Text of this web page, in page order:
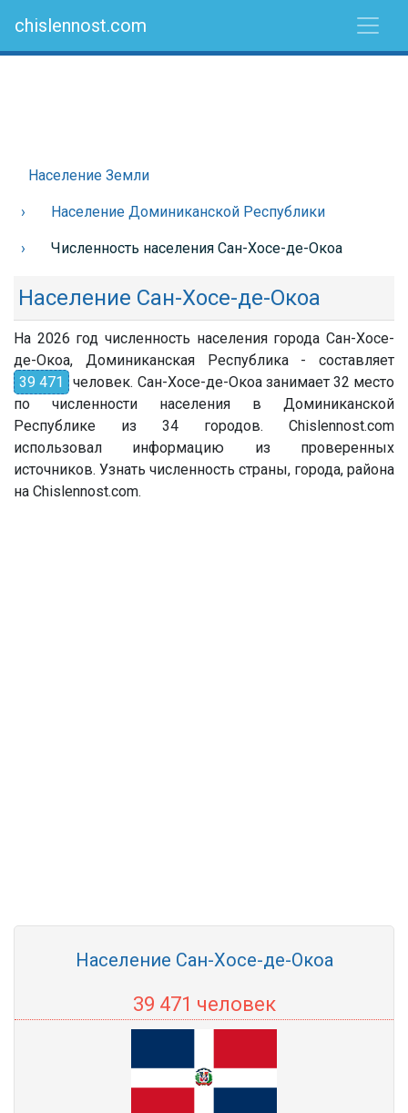
chislennost.com
Население Земли
Население Доминиканской Республики
Численность населения Сан-Хосе-де-Окоа
Население Сан-Хосе-де-Окоа
На 2026 год численность населения города Сан-Хосе-
де-Окоа, Доминиканская Республика - составляет
39 471
человек. Сан-Хосе-де-Окоа занимает 32 место
по численности населения в Доминиканской
Республике из 34 городов. Chislennost.com
использовал информацию из проверенных
источников. Узнать численность страны, города, района
на Chislennost.com.
Население Сан-Хосе-де-Окоа
39 471 человек